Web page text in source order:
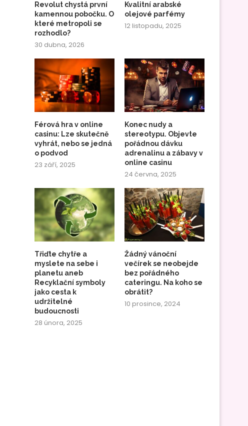
Revolut chystá první
kamennou pobočku. O
které metropoli se
rozhodlo?
30 dubna, 2026
Kvalitní arabské
olejové parfémy
12 listopadu, 2025
Férová hra v online
casinu: Lze skutečně
vyhrát, nebo se jedná
o podvod
23 září, 2025
Konec nudy a
stereotypu. Objevte
pořádnou dávku
adrenalinu a zábavy v
online casinu
24 června, 2025
Třiďte chytře a
myslete na sebe i
planetu aneb
Recyklační symboly
jako cesta k
udržitelné
budoucnosti
28 února, 2025
Žádný vánoční
večírek se neobejde
bez pořádného
cateringu. Na koho se
obrátit?
10 prosince, 2024